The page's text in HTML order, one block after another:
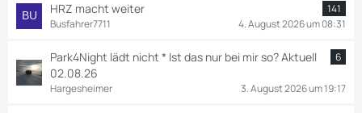
HRZ macht weiter
141
Busfahrer7711
4. August 2026 um 08:31
Park4Night lädt nicht * Ist das nur bei mir so? Aktuell
02.08.26
6
Hargesheimer 3. August 2026 um 19:17